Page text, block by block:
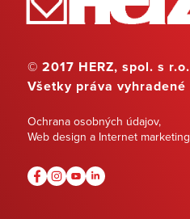
© 2017 HERZ, spol. s r.o.
Všetky práva vyhradené
Ochrana osobných údajov,
Web design a Internet marketing